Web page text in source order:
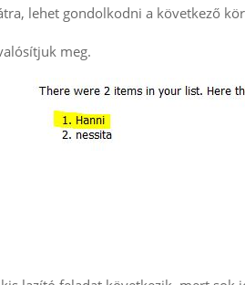
lehet gondolkodni a következő
meg.